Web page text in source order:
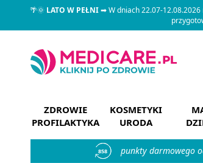
🌴🌞LATO W PEŁNI➡ W dniach 22.07-
ZDROWIE
PROFILAKTYKA
KOSMETYKI
URODA
858 punkty darmowego